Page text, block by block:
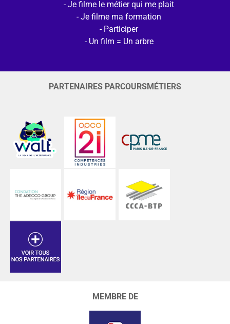
Je filme le métier qui me plait
Je filme ma formation
Participer
Un film = Un arbre
PARTENAIRES PARCOURSMÉTIERS
MEMBRE DE